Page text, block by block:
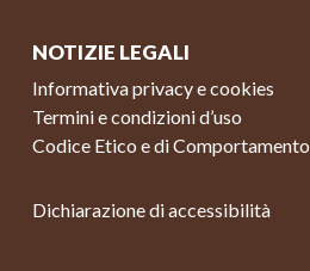
NOTIZIE LEGALI
Informativa privacy e cookies
Termini e condizioni d’uso
Codice Etico e di Comportamento
Dichiarazione di accessibilità